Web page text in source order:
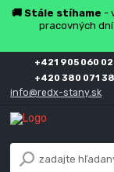
🚚 Stále stíhame -
pracovných
+421 905 060
+420 380 071
info@redx-stany.sk